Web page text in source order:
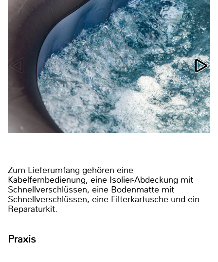
Zum Lieferumfang gehören eine
Kabelfernbedienung, eine Isolier-Abdeckung mit
Schnellverschlüssen, eine Bodenmatte mit
Schnellverschlüssen, eine Filterkartusche und ein
Reparaturkit.
Praxis